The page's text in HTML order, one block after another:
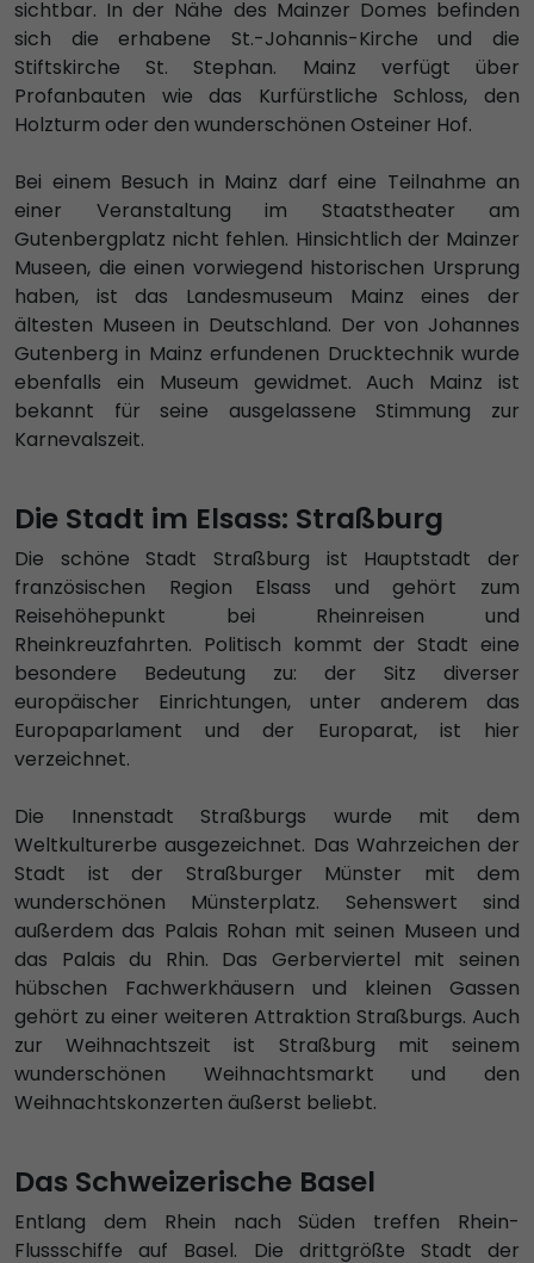
sichtbar. In der Nähe des Mainzer Domes befinden
sich die erhabene St.-Johannis-Kirche und die
Stiftskirche St. Stephan. Mainz verfügt über
Profanbauten wie das Kurfürstliche Schloss, den
Holzturm oder den wunderschönen Osteiner Hof.
Bei einem Besuch in Mainz darf eine Teilnahme an
einer Veranstaltung im Staatstheater am
Gutenbergplatz nicht fehlen. Hinsichtlich der Mainzer
Museen, die einen vorwiegend historischen Ursprung
haben, ist das Landesmuseum Mainz eines der
ältesten Museen in Deutschland. Der von Johannes
Gutenberg in Mainz erfundenen Drucktechnik wurde
ebenfalls ein Museum gewidmet. Auch Mainz ist
bekannt für seine ausgelassene Stimmung zur
Karnevalszeit.
Die Stadt im Elsass: Straßburg
Die schöne Stadt Straßburg ist Hauptstadt der
französischen Region Elsass und gehört zum
Reisehöhepunkt bei Rheinreisen und
Rheinkreuzfahrten. Politisch kommt der Stadt eine
besondere Bedeutung zu: der Sitz diverser
europäischer Einrichtungen, unter anderem das
Europaparlament und der Europarat, ist hier
verzeichnet.
Die Innenstadt Straßburgs wurde mit dem
Weltkulturerbe ausgezeichnet. Das Wahrzeichen der
Stadt ist der Straßburger Münster mit dem
wunderschönen Münsterplatz. Sehenswert sind
außerdem das Palais Rohan mit seinen Museen und
das Palais du Rhin. Das Gerberviertel mit seinen
hübschen Fachwerkhäusern und kleinen Gassen
gehört zu einer weiteren Attraktion Straßburgs. Auch
zur Weihnachtszeit ist Straßburg mit seinem
wunderschönen Weihnachtsmarkt und den
Weihnachtskonzerten äußerst beliebt.
Das Schweizerische Basel
Entlang dem Rhein nach Süden treffen Rhein-
Flussschiffe auf Basel. Die drittgrößte Stadt der